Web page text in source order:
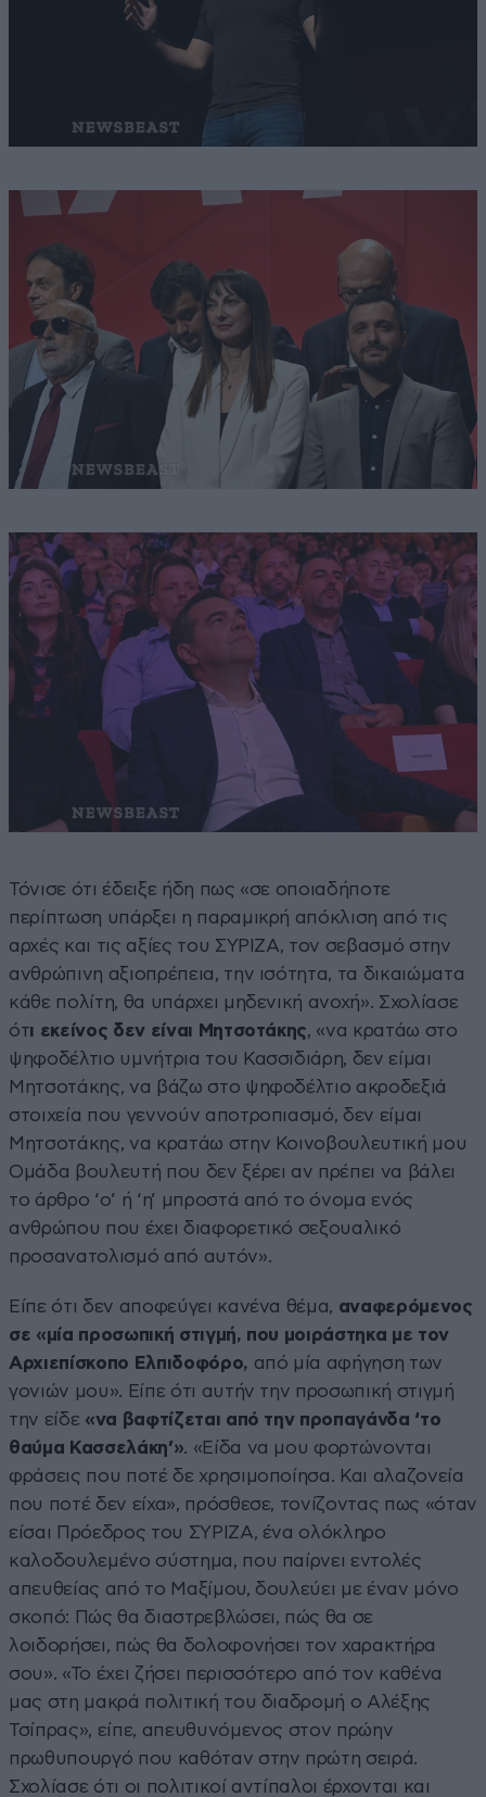
Τόνισε ότι έδειξε ήδη πως «σε οποιαδήποτε
περίπτωση υπάρξει η παραμικρή απόκλιση από τις
αρχές και τις αξίες του ΣΥΡΙΖΑ, τον σεβασμό στην
ανθρώπινη αξιοπρέπεια, την ισότητα, τα δικαιώματα
κάθε πολίτη, θα υπάρχει μηδενική ανοχή». Σχολίασε
ότι εκείνος δεν είναι Μητσοτάκης, «να κρατάω στο
ψηφοδέλτιο υμνήτρια του Κασσιδιάρη, δεν είμαι
Μητσοτάκης, να βάζω στο ψηφοδέλτιο ακροδεξιά
στοιχεία που γεννούν αποτροπιασμό, δεν είμαι
Μητσοτάκης, να κρατάω στην Κοινοβουλευτική μου
Ομάδα βουλευτή που δεν ξέρει αν πρέπει να βάλει
το άρθρο ‘ο’ ή ‘η’ μπροστά από το όνομα ενός
ανθρώπου που έχει διαφορετικό σεξουαλικό
προσανατολισμό από αυτόν».
Είπε ότι δεν αποφεύγει κανένα θέμα, αναφερόμενος
σε «μία προσωπική στιγμή, που μοιράστηκα με τον
Αρχιεπίσκοπο Ελπιδοφόρο, από μία αφήγηση των
γονιών μου». Είπε ότι αυτήν την προσωπική στιγμή
την είδε «να βαφτίζεται από την προπαγάνδα ‘το
θαύμα Κασσελάκη’». «Είδα να μου φορτώνονται
φράσεις που ποτέ δε χρησιμοποίησα. Και αλαζονεία
που ποτέ δεν είχα», πρόσθεσε, τονίζοντας πως «όταν
είσαι Πρόεδρος του ΣΥΡΙΖΑ, ένα ολόκληρο
καλοδουλεμένο σύστημα, που παίρνει εντολές
απευθείας από το Μαξίμου, δουλεύει με έναν μόνο
σκοπό: Πώς θα διαστρεβλώσει, πώς θα σε
λοιδορήσει, πώς θα δολοφονήσει τον χαρακτήρα
σου». «Το έχει ζήσει περισσότερο από τον καθένα
μας στη μακρά πολιτική του διαδρομή ο Αλέξης
Τσίπρας», είπε, απευθυνόμενος στον πρώην
πρωθυπουργό που καθόταν στην πρώτη σειρά.
Σχολίασε ότι οι πολιτικοί αντίπαλοι έρχονται και